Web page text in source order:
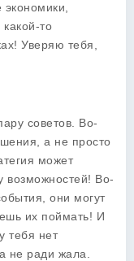
то
Уверяю тебя,
советов. Во-
а не просто
может
возможностей! Во-
они могут
их поймать! И
тебя нет
не ради жала.